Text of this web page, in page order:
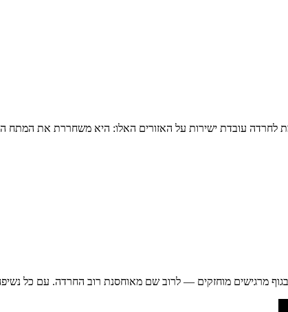
עובדת ישירות על האזורים האלו: היא משחררת את המתח
מרגישים מוחזקים — לרוב שם מאוחסנת רוב החרדה. עם כל נשיפה,